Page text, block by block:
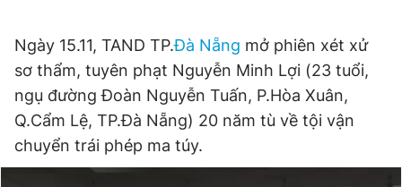
Thông tin tòa soạn Liên hệ quảng cáo
Đọc Thanh Niên trên điện thoại
Ngày 15.11, TAND TP.Đà Nẵng mở phiên xét xử
sơ thẩm, tuyên phạt Nguyễn Minh Lợi (23 tuổi,
ngụ đường Đoàn Nguyễn Tuấn, P.Hòa Xuân,
Q.Cẩm Lệ, TP.Đà Nẵng) 20 năm tù về tội vận
chuyển trái phép ma túy.